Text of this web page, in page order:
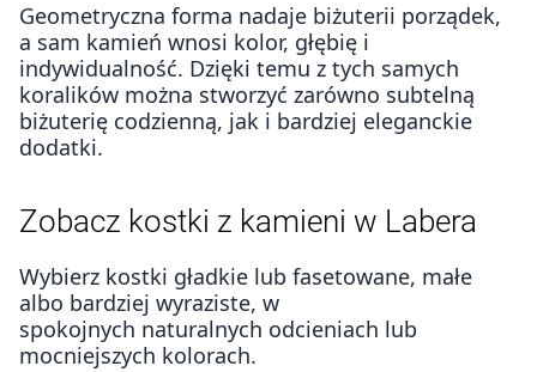
Geometryczna forma nadaje biżuterii porządek,
a sam kamień wnosi kolor, głębię i
indywidualność. Dzięki temu z tych samych
koralików można stworzyć zarówno subtelną
biżuterię codzienną, jak i bardziej eleganckie
dodatki.
Zobacz kostki z kamieni w Labera
Wybierz kostki gładkie lub fasetowane, małe
albo bardziej wyraziste, w
spokojnych naturalnych odcieniach lub
mocniejszych kolorach.